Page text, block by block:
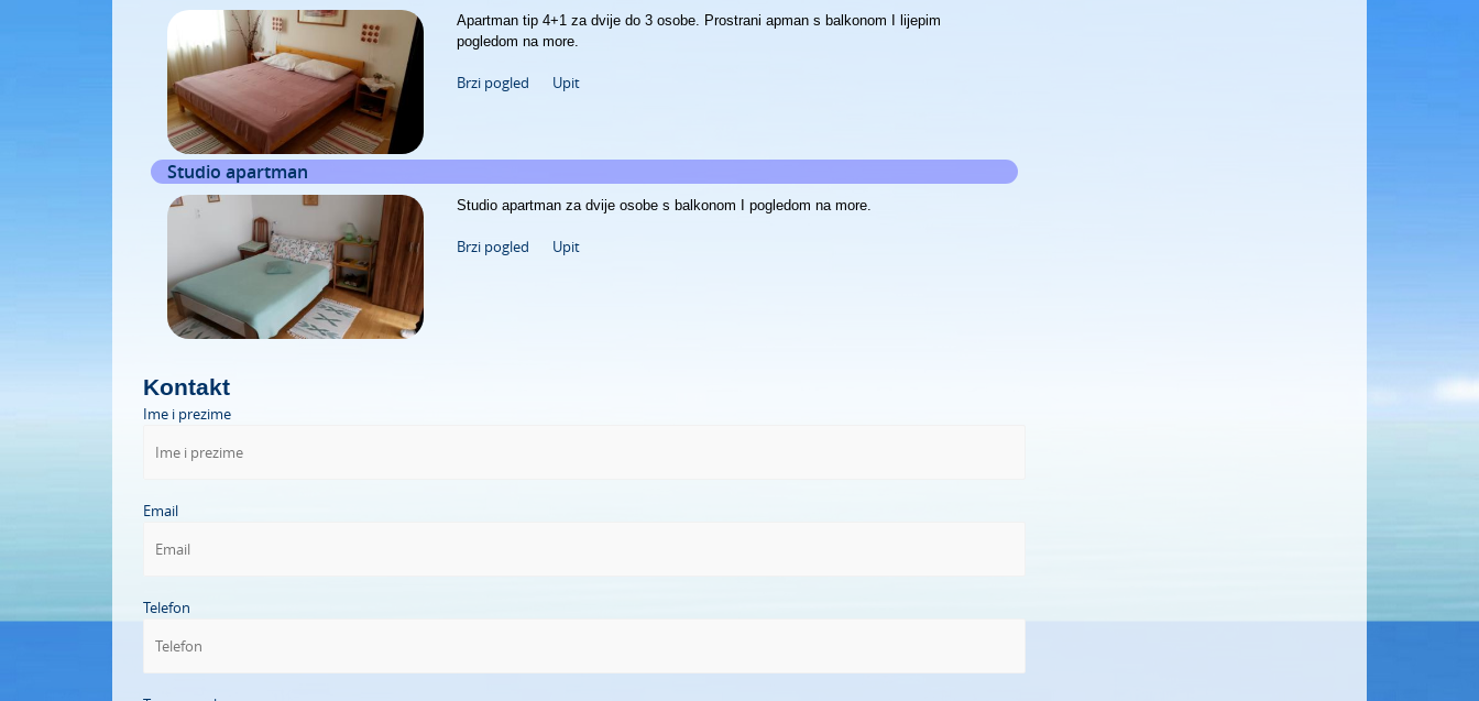
Apartman tip 4+1 za dvije do 3 osobe. Prostrani apman s balkonom I lijepim
pogledom na more.
Brzi pogled Upit
Studio apartman
Studio apartman za dvije osobe s balkonom I pogledom na more.
Brzi pogled Upit
Kontakt
Ime i prezime
Email
Telefon